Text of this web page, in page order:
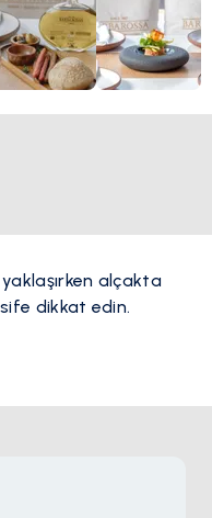
dokunuşlarla
bir öğün değil,
Ege Denizi’ne
ya da deniz
Barbarossa, Paros’ta
alçakta
dikkat edin.